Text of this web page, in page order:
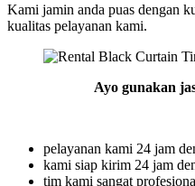
Kami jamin anda puas dengan
kualitas pelayanan kami.
Ayo gunakan
pelayanan kami 24 jam
kami siap kirim 24 jam
tim kami sangat